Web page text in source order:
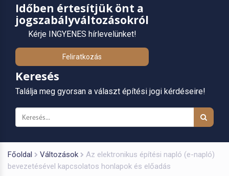
Időben értesítjük önt a
jogszabályváltozásokról
Kérje INGYENES hírlevelünket!
Feliratkozás
Keresés
Találja meg gyorsan a választ építési jogi kérdéseire!
Főoldal Változások
Az elektronikus építési napló (e-napló)
bevezetésével kapcsolatos honlapok és előadás